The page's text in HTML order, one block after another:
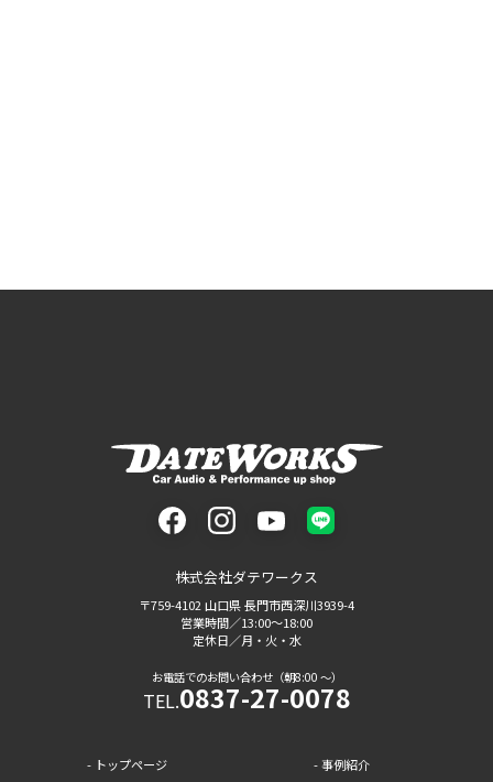
facebookinstagramyoutube
株式会社ダテワークス
〒759-4102 山口県 長門市西深川3939-4
営業時間／13:00〜18:00
定休日／月・火・水
お電話でのお問い合わせ（朝8:00 〜）
TEL.0837-27-0078
トップページ 事例紹介